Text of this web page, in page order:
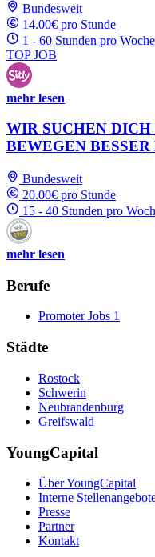
Bundesweit
14.00€ pro Stunde
1 - 60 Stunden pro Woche
TOP JOB
mehr lesen
WIR SUCHEN
BEWEGEN BESSER
Bundesweit
20.00€ pro Stunde
15 - 40 Stunden pro
mehr lesen
Berufe
Promoter Jobs 1
Städte
Rostock
Schwerin
Neubrandenburg
Greifswald
YoungCapital
Über YoungCapital
Interne
Presse
Partner
Kontakt